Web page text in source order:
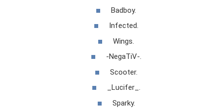
Badboy.
Infected.
Wings.
-NegaTiV-.
Scooter.
_Lucifer_.
Sparky.